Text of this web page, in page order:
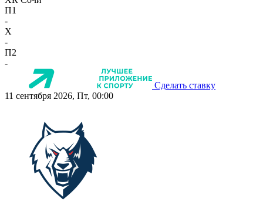
П1
-
X
-
П2
-
Сделать ставку
11 сентября 2026, Пт, 00:00